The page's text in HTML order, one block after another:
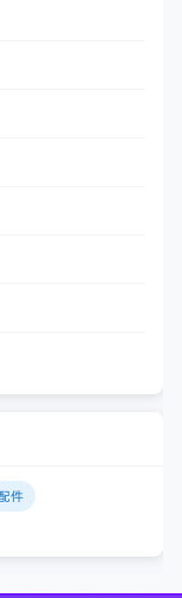
件